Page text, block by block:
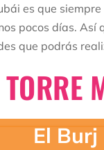
es que
pocos días.
que podrás
El